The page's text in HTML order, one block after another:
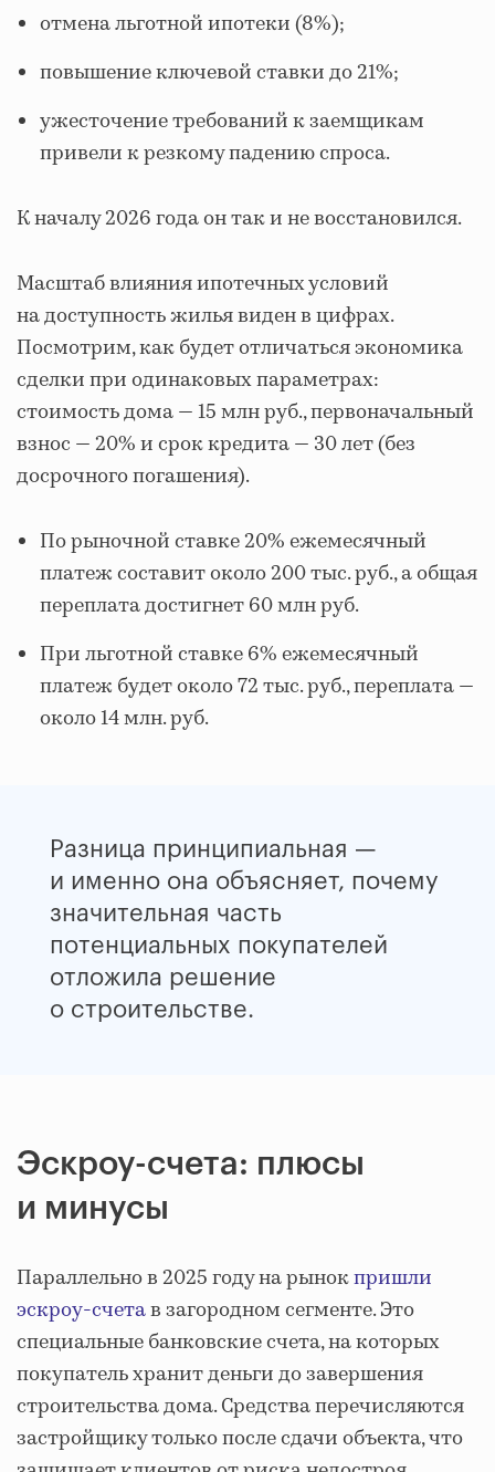
отмена льготной ипотеки (8%);
повышение ключевой ставки до 21%;
ужесточение требований к заемщикам
привели к резкому падению спроса.
К началу 2026 года он так и не восстановился.
Масштаб влияния ипотечных условий
на доступность жилья виден в цифрах.
Посмотрим, как будет отличаться экономика
сделки при одинаковых параметрах:
стоимость дома — 15 млн руб., первоначальный
взнос — 20% и срок кредита — 30 лет (без
досрочного погашения).
По рыночной ставке 20% ежемесячный
платеж составит около 200 тыс. руб., а общая
переплата достигнет 60 млн руб.
При льготной ставке 6% ежемесячный
платеж будет около 72 тыс. руб., переплата —
около 14 млн. руб.
Разница принципиальная —
и именно она объясняет, почему
значительная часть
потенциальных покупателей
отложила решение
о строительстве.
Эскроу-счета: плюсы
и минусы
Параллельно в 2025 году на рынокпришли
эскроу-счетав загородном сегменте. Это
специальные банковские счета, на которых
покупатель хранит деньги до завершения
строительства дома. Средства перечисляются
застройщику только после сдачи объекта, что